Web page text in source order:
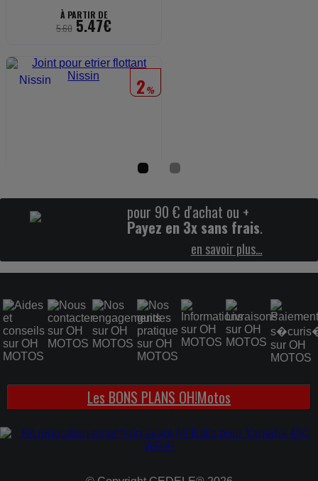
À PARTIR DE
5.605.47€
2%
Joint pour etrier flottant Nissin
5.855.72€
pour 90 € d'achat ou +
Payez en 3x sans frais.
en savoir plus…
Les BONS PLANS OH!Motos